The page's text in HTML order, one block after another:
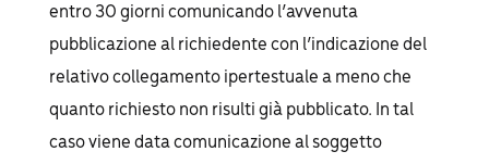
entro 30 giorni comunicando l’avvenuta
pubblicazione al richiedente con l’indicazione del
relativo collegamento ipertestuale a meno che
quanto richiesto non risulti già pubblicato. In tal
caso viene data comunicazione al soggetto